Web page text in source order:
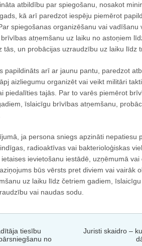
atbildību par spiegošanu, nosakot
kā arī paredzot iespēju piemērot
spiegošanas organizēšanu vai vadīšanu
atņemšanu uz laiku no astoņiem
tās, un probācijas uzraudzību uz laiku līdz
papildināts arī ar jaunu pantu, paredzot
aizliegumu organizēt vai veikt militāri
piedalīties tajās. Par to varēs piemērot
īslaicīgu brīvības atņemšanu,
ja persona sniegs apzināti nepatiesu
radioaktīvas vai bakterioloģiskas
ievietošanu iestādē, uzņēmumā vai
būs vērsts pret diviem vai vairāk
uz laiku līdz četriem gadiem,
vai naudas sodu.
tiesību
no
Juristi skaidro –